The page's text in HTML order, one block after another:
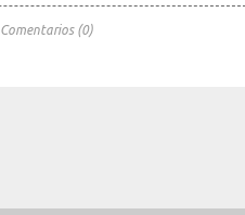
Comentarios (0)